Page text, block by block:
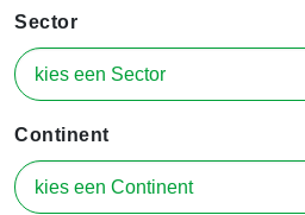
Sector
Continent